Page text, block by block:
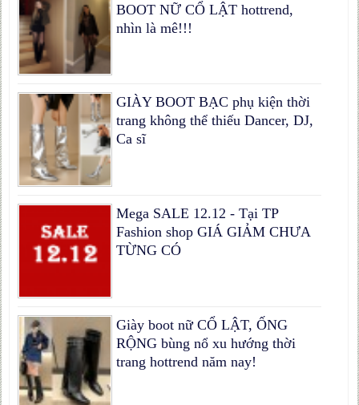
BOOT NỮ CỔ LẬT hottrend,
nhìn là mê!!!
GIÀY BOOT BẠC phụ kiện thời
trang không thể thiếu Dancer, DJ,
Ca sĩ
Mega SALE 12.12 - Tại TP
Fashion shop GIÁ GIẢM CHƯA
TỪNG CÓ
Giày boot nữ CỔ LẬT, ỐNG
RỘNG bùng nổ xu hướng thời
trang hottrend năm nay!